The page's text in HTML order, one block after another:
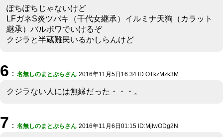
ぽちぽちじゃないけど
LFガネS炎ツバキ（千代女継承）イルミナ天狗（カラット
継承）バルボワでいけるぞ
クジラと半蔵難民いるかしらんけど
6 ： 名無しのまとぷらさん 2016年11月5日16:34 ID:OTkzMzk3M
クジラない人には無縁だった・・・。
7 ： 名無しのまとぷらさん 2016年11月6日01:15 ID:MjIwODg2N